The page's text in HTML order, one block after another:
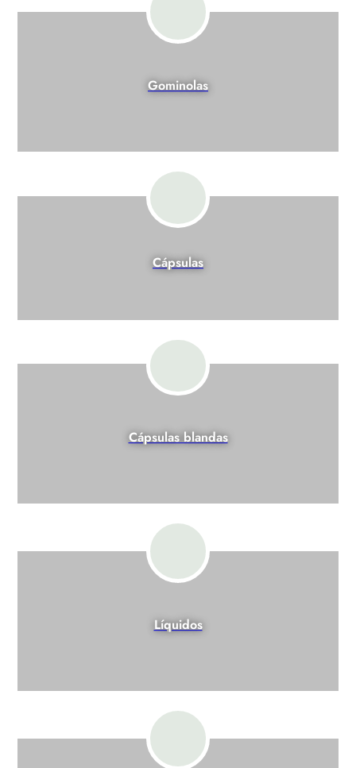
Gominolas
Cápsulas
Cápsulas blandas
Líquidos